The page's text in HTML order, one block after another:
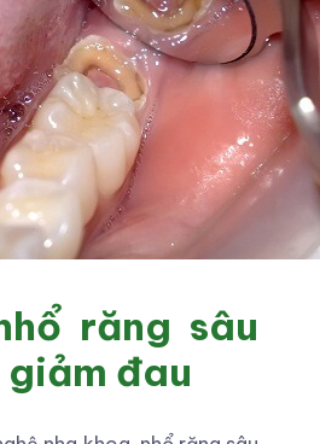
răng sâu
đau